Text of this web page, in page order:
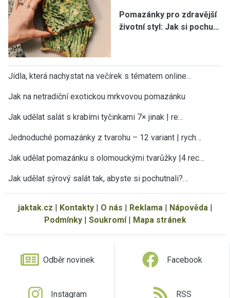
Pomazánky pro zdravější
životní styl: Jak si pochu…
Jídla, která nachystat na večírek s tématem online…
Jak na netradiční exotickou mrkvovou pomazánku
Jak udělat salát s krabími tyčinkami 7× jinak | re…
Jednoduché pomazánky z tvarohu – 12 variant | rych…
Jak udělat pomazánku s olomouckými tvarůžky |4 rec…
Jak udělat sýrový salát tak, abyste si pochutnali?…
jaktak.cz | Kontakty| O nás | Reklama| Nápověda|
Podmínky| Soukromí| Mapa stránek
Odběr novinek Facebook
Instagram RSS